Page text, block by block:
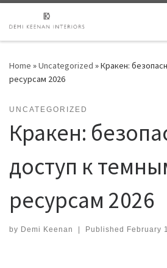
Skip to content
Home »Uncategorized »Кракен:
ресурсам 2026
UNCATEGORIZED
Кракен:
доступ к
ресурсам 2026
by Demi Keenan | Published February